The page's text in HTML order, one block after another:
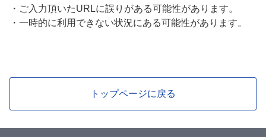
・ ご入力頂いたURLに誤りがある可能性があります。
・ 一時的に利用できない状況にある可能性があります。
トップページに戻る